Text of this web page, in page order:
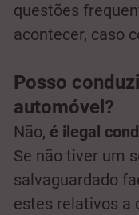
questões
acontecer, caso
Posso
automóvel?
Não, é ilegal
Se não tiver um
salvaguardado
estes relativos a